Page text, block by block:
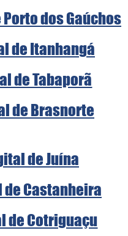
dos Gaúchos
de Itanhangá
de Tabaporã
de Brasnorte
de Juína
de Castanheira
de Cotriguaçu